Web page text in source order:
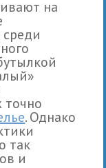
на
точно
. Однако
так
и